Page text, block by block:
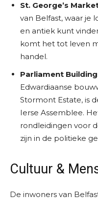
St. George’s
van Belfast, waar je
en antiek kunt
komt het tot leven
handel.
Parliament
Edwardiaanse
Stormont Estate, is
Ierse Assemblee.
rondleidingen voor
zijn in de politieke
Cultuur &
De inwoners van